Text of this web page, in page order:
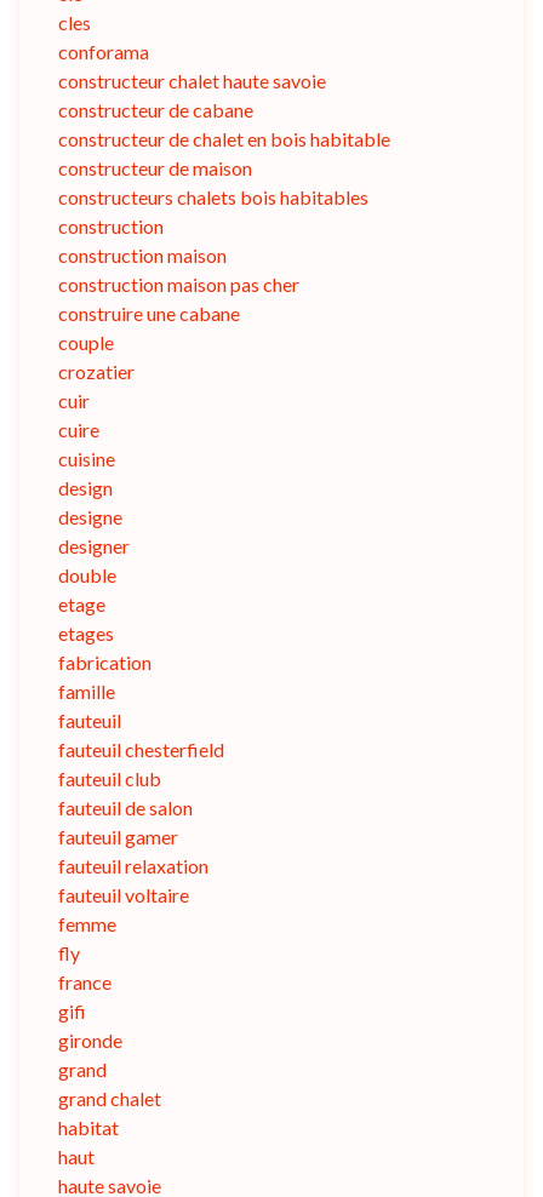
cles
conforama
constructeur chalet haute savoie
constructeur de cabane
constructeur de chalet en bois habitable
constructeur de maison
constructeurs chalets bois habitables
construction
construction maison
construction maison pas cher
construire une cabane
couple
crozatier
cuir
cuire
cuisine
design
designe
designer
double
etage
etages
fabrication
famille
fauteuil
fauteuil chesterfield
fauteuil club
fauteuil de salon
fauteuil gamer
fauteuil relaxation
fauteuil voltaire
femme
fly
france
gifi
gironde
grand
grand chalet
habitat
haut
haute savoie